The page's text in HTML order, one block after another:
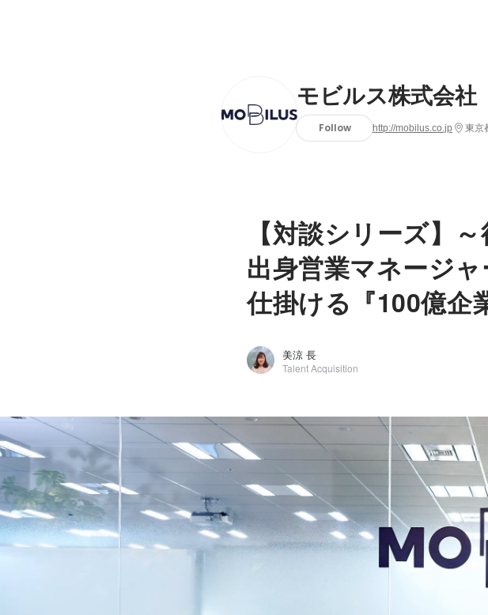
モビルス株式会社
Follow http://mobilus.co.jp 東京
【対談シリーズ】
出身営業マネージ
仕掛ける『100億企
美涼 長
Talent Acquisition